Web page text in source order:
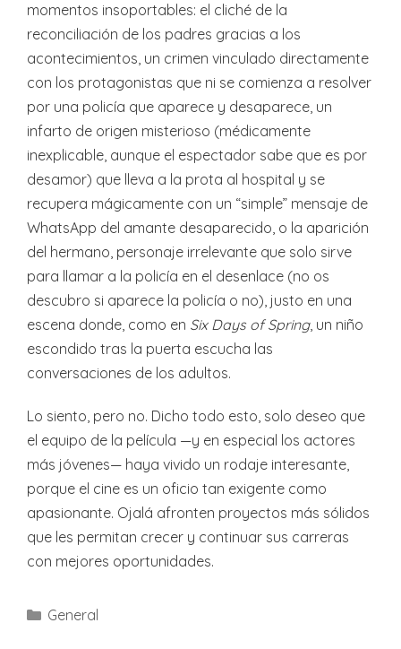
momentos insoportables: el cliché de la
reconciliación de los padres gracias a los
acontecimientos, un crimen vinculado directamente
con los protagonistas que ni se comienza a resolver
por una policía que aparece y desaparece, un
infarto de origen misterioso (médicamente
inexplicable, aunque el espectador sabe que es por
desamor) que lleva a la prota al hospital y se
recupera mágicamente con un “simple” mensaje de
WhatsApp del amante desaparecido, o la aparición
del hermano, personaje irrelevante que solo sirve
para llamar a la policía en el desenlace (no os
descubro si aparece la policía o no), justo en una
escena donde, como en Six Days of Spring, un niño
escondido tras la puerta escucha las
conversaciones de los adultos.
Lo siento, pero no. Dicho todo esto, solo deseo que
el equipo de la película —y en especial los actores
más jóvenes— haya vivido un rodaje interesante,
porque el cine es un oficio tan exigente como
apasionante. Ojalá afronten proyectos más sólidos
que les permitan crecer y continuar sus carreras
con mejores oportunidades.
Categories
General